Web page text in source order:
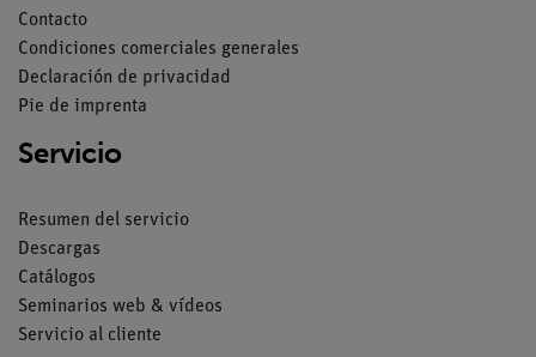
Contacto
Condiciones comerciales generales
Declaración de privacidad
Pie de imprenta
Servicio
Resumen del servicio
Descargas
Catálogos
Seminarios web & vídeos
Servicio al cliente